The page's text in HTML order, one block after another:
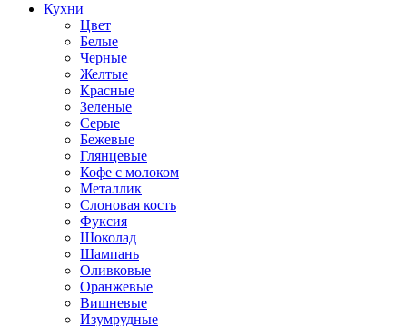
Кухни
Цвет
Белые
Черные
Желтые
Красные
Зеленые
Серые
Бежевые
Глянцевые
Кофе с молоком
Металлик
Слоновая кость
Фуксия
Шоколад
Шампань
Оливковые
Оранжевые
Вишневые
Изумрудные